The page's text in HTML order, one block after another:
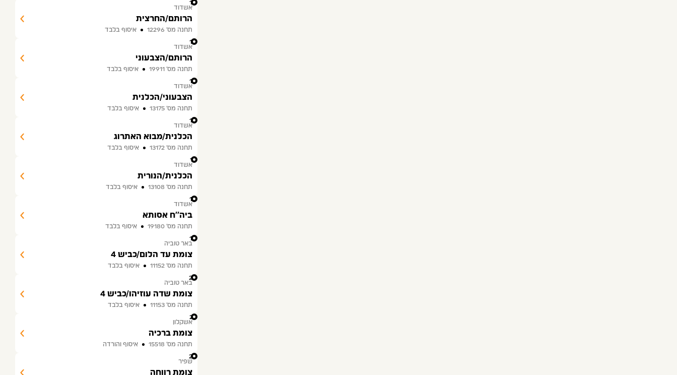
13
אשדוד
הרותם/החרצית
תחנה מס׳ 12296
איסוף בלבד
14
אשדוד
הרותם/הצבעוני
תחנה מס׳ 19911
איסוף בלבד
15
אשדוד
הצבעוני/הכלנית
תחנה מס׳ 13175
איסוף בלבד
16
אשדוד
הכלנית/מבוא האתרוג
תחנה מס׳ 13172
איסוף בלבד
17
אשדוד
הכלנית/הנורית
תחנה מס׳ 13108
איסוף בלבד
18
אשדוד
ביה''ח אסותא
תחנה מס׳ 19180
איסוף בלבד
19
באר טוביה
צומת עד הלום/כביש 4
תחנה מס׳ 11152
איסוף בלבד
20
באר טוביה
צומת שדה עוזיהו/כביש 4
תחנה מס׳ 11153
איסוף בלבד
21
אשקלון
צומת ברכיה
תחנה מס׳ 15518
איסוף והורדה
22
שפיר
צומת רווחה